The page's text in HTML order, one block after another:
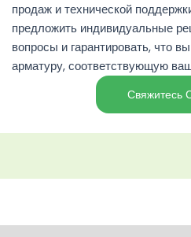
продаж и технической
предложить индивидуальные
вопросы и гарантировать, что
арматуру, соответствующую
Свяжитесь